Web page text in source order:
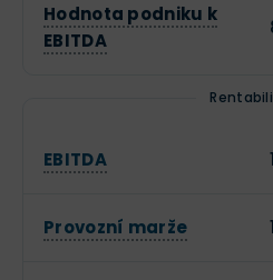
Hodnota podniku k
EBITDA
EBITDA
Provozní marže